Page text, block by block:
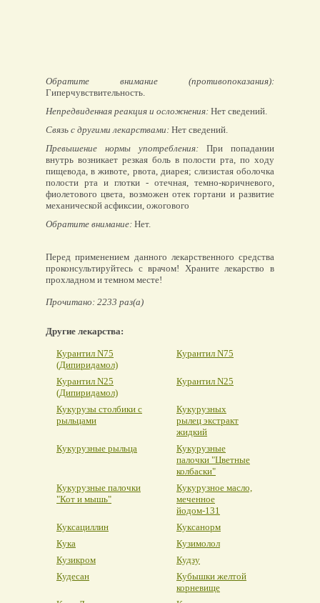
Обратите внимание (противопоказания):
Гиперчувствительность.
Непредвиденная реакция и осложнения: Нет сведений.
Связь с другими лекарствами: Нет сведений.
Превышение нормы употребления: При попадании
внутрь возникает резкая боль в полости рта, по ходу
пищевода, в животе, рвота, диарея; слизистая оболочка
полости рта и глотки - отечная, темно-коричневого,
фиолетового цвета, возможен отек гортани и развитие
механической асфиксии, ожогового
Обратите внимание: Нет.
Перед применением данного лекарственного средства
проконсультируйтесь с врачом! Храните лекарство в
прохладном и темном месте!
Прочитано: 2233 раз(а)
Другие лекарства:
Курантил N75
(Дипиридамол)
Курантил N75
Курантил N25
(Дипиридамол)
Курантил N25
Кукурузы столбики с
рыльцами
Кукурузных
рылец экстракт
жидкий
Кукурузные рыльца
Кукурузные
палочки "Цветные
колбаски"
Кукурузные палочки
"Кот и мышь"
Кукурузное масло,
меченное
йодом-131
Куксациллин
Куксанорм
Кука
Кузимолол
Кузикром
Кудзу
Кудесан
Кубышки желтой
корневище